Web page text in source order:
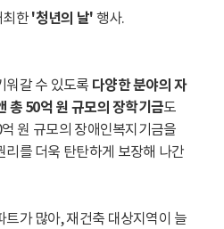
최한 '청년의 날' 행사.
워갈 수 있도록 다양한 분야의 자
총 50억 원 규모의 장학기금도
원 규모의 장애인복지기금을
리를 더욱 탄탄하게 보장해 나간
가 많아, 재건축 대상지역이 늘